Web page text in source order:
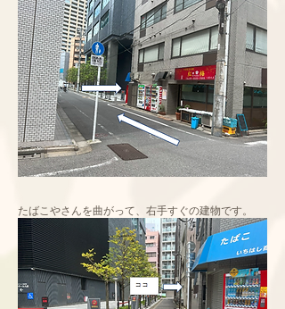
たばこやさんを曲がって、右手すぐの建物です。